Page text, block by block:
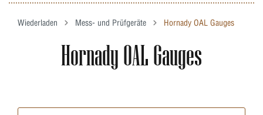
Wiederladen Mess- und Prüfgeräte Hornady OAL Gauges
Hornady OAL Gauges